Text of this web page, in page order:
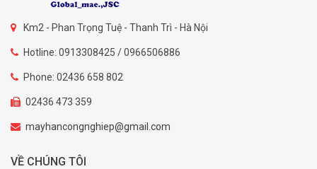
Km2 - Phan Trọng Tuệ - Thanh Trì - Hà Nội
Hotline: 0913308425 / 0966506886
Phone: 02436 658 802
02436 473 359
mayhancongnghiep@gmail.com
VỀ CHÚNG TÔI